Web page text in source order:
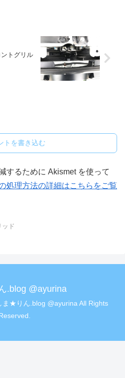
トグリル
トを書き込む
するために Akismet を使って
処理方法の詳細はこちらをご覧
ド
.blog @ayurina
★りん.blog @ayurina All Rights